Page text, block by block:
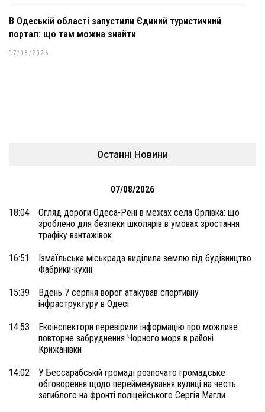
В Одеській області запустили Єдиний туристичний
портал: що там можна знайти
07/08/2026
Останні Новини
07/08/2026
18:04
Огляд дороги Одеса-Рені в межах села Орлівка: що
зроблено для безпеки школярів в умовах зростання
трафіку вантажівок
16:51
Ізмаїльська міськрада виділила землю під будівництво
Фабрики-кухні
15:39
Вдень 7 серпня ворог атакував спортивну
інфраструктуру в Одесі
14:53
Екоінспектори перевірили інформацію про можливе
повторне забруднення Чорного моря в районі
Крижанівки
14:02
У Бессарабській громаді розпочато громадське
обговорення щодо перейменування вулиці на честь
загиблого на фронті поліцейського Сергія Магли